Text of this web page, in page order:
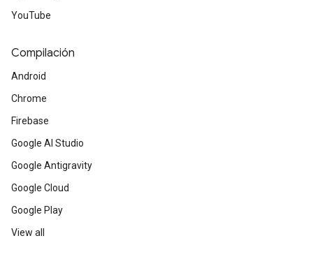
YouTube
Compilación
Android
Chrome
Firebase
Google AI Studio
Google Antigravity
Google Cloud
Google Play
View all